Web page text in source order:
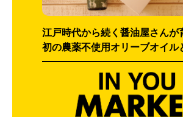
江戸時代から続く醤油屋さんが
初の農薬不使用オリーブオイル